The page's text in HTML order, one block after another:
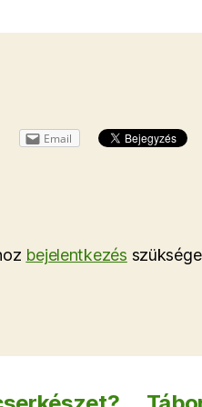
Email
bejelentkezés